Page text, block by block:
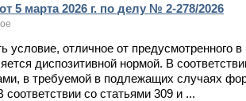
5 марта 2026 г. по делу № 2-278/2026
условие, отличное от предусмотренного
диспозитивной нормой. В
в требуемой в подлежащих случаях
со статьями 309 и ...